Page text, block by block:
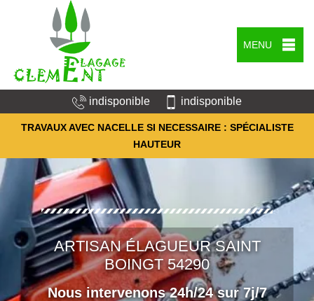
MENU
indisponible indisponible
TRAVAUX AVEC NACELLE SI NECESSAIRE : SPÉCIALISTE
HAUTEUR
ARTISAN ÉLAGUEUR SAINT
BOINGT 54290
Nous intervenons 24h/24 sur 7j/7